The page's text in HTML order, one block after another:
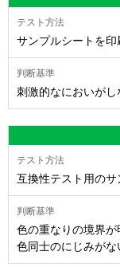
サンプルシートを印
刺激的なにおいがし
互換性テスト用のサ
色の重なりの境界が
色同士のにじみがな